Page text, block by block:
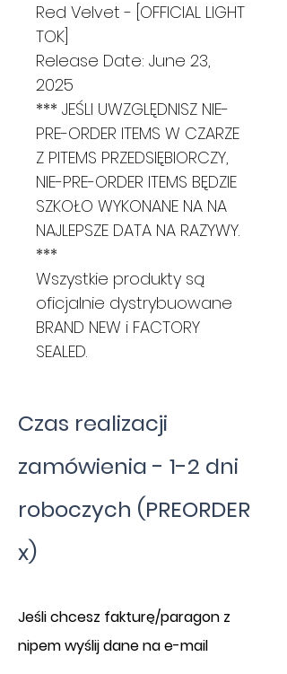
Red Velvet - [OFFICIAL LIGHT
TOK]
Release Date: June 23,
2025
*** JEŚLI UWZGLĘDNISZ NIE-
PRE-ORDER ITEMS W CZARZE
Z PITEMS PRZEDSIĘBIORCZY,
NIE-PRE-ORDER ITEMS BĘDZIE
SZKOŁO WYKONANE NA NA
NAJLEPSZE DATA NA RAZYWY.
***
Wszystkie produkty są
oficjalnie dystrybuowane
BRAND NEW i FACTORY
SEALED.
Czas realizacji
zamówienia - 1-2 dni
roboczych (PREORDER
x)
​Jeśli chcesz fakturę/paragon z
nipem wyślij dane na e-mail